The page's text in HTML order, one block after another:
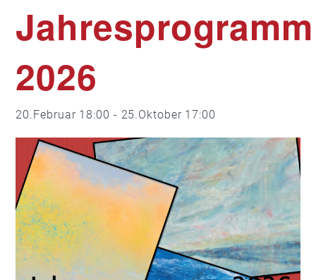
Jahresprogramm
2026
20.Februar 18:00 - 25.Oktober 17:00